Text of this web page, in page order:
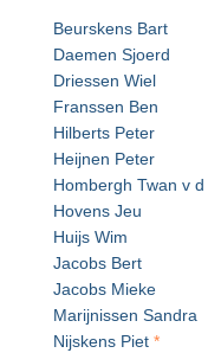
Beurskens Bart
Daemen Sjoerd
Driessen Wiel
Franssen Ben
Hilberts Peter
Heijnen Peter
Hombergh Twan v d
Hovens Jeu
Huijs Wim
Jacobs Bert
Jacobs Mieke
Marijnissen Sandra
Nijskens Piet *